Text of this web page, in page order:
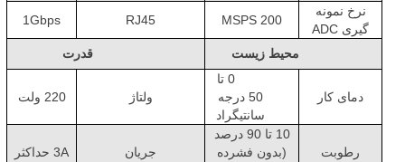
نرخ نمونه
گیری ADC
200 MSPS
RJ45
1Gbps
محیط زیست قدرت
دمای کار
0 تا
50 درجه
سانتیگراد
ولتاژ 220 ولت
رطوبت
10 تا 90 درصد
(بدون فشرده
جریان 3A حداکثر